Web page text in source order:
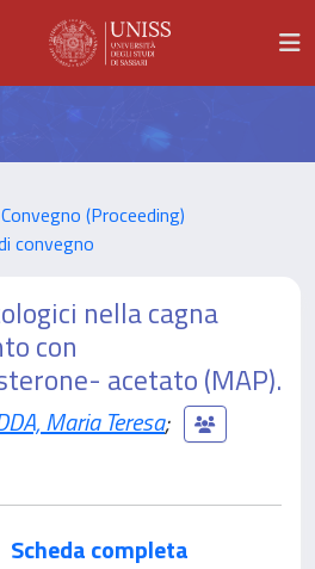
(Proceeding)
convegno
nella cagna
con
acetato (MAP).
Maria Teresa;
Scheda completa